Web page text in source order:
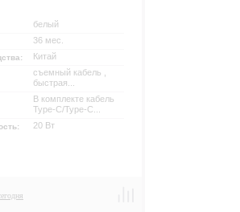
белый
36 мес.
Китай
съемный кабель ,
быстрая...
В комплекте кабель
Type-C/Type-C...
20 Вт